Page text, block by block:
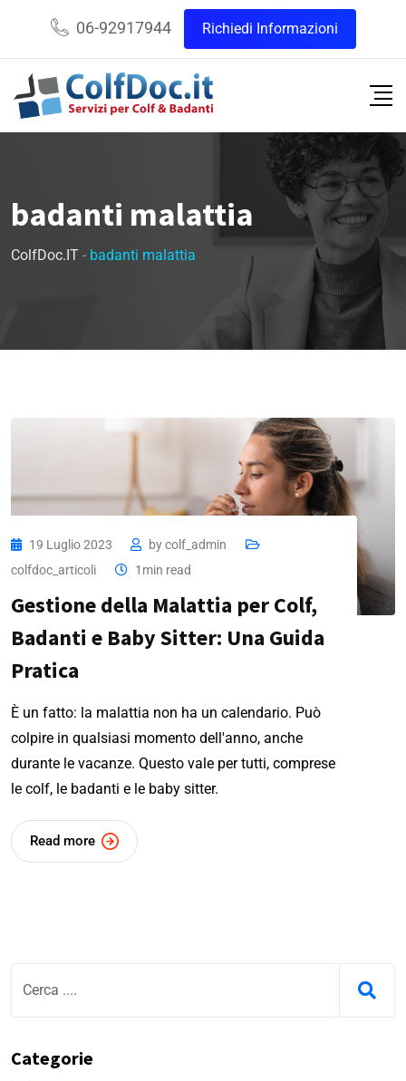
06-92917944 Richiedi Informazioni
badanti malattia
ColfDoc.IT - badanti malattia
19 Luglio 2023 bycolf_admin
colfdoc_articoli
1min read
Gestione della Malattia per Colf,
Badanti e Baby Sitter: Una Guida
Pratica
È un fatto: la malattia non ha un calendario. Può
colpire in qualsiasi momento dell'anno, anche
durante le vacanze. Questo vale per tutti, comprese
le colf, le badanti e le baby sitter.
Read more
Categorie